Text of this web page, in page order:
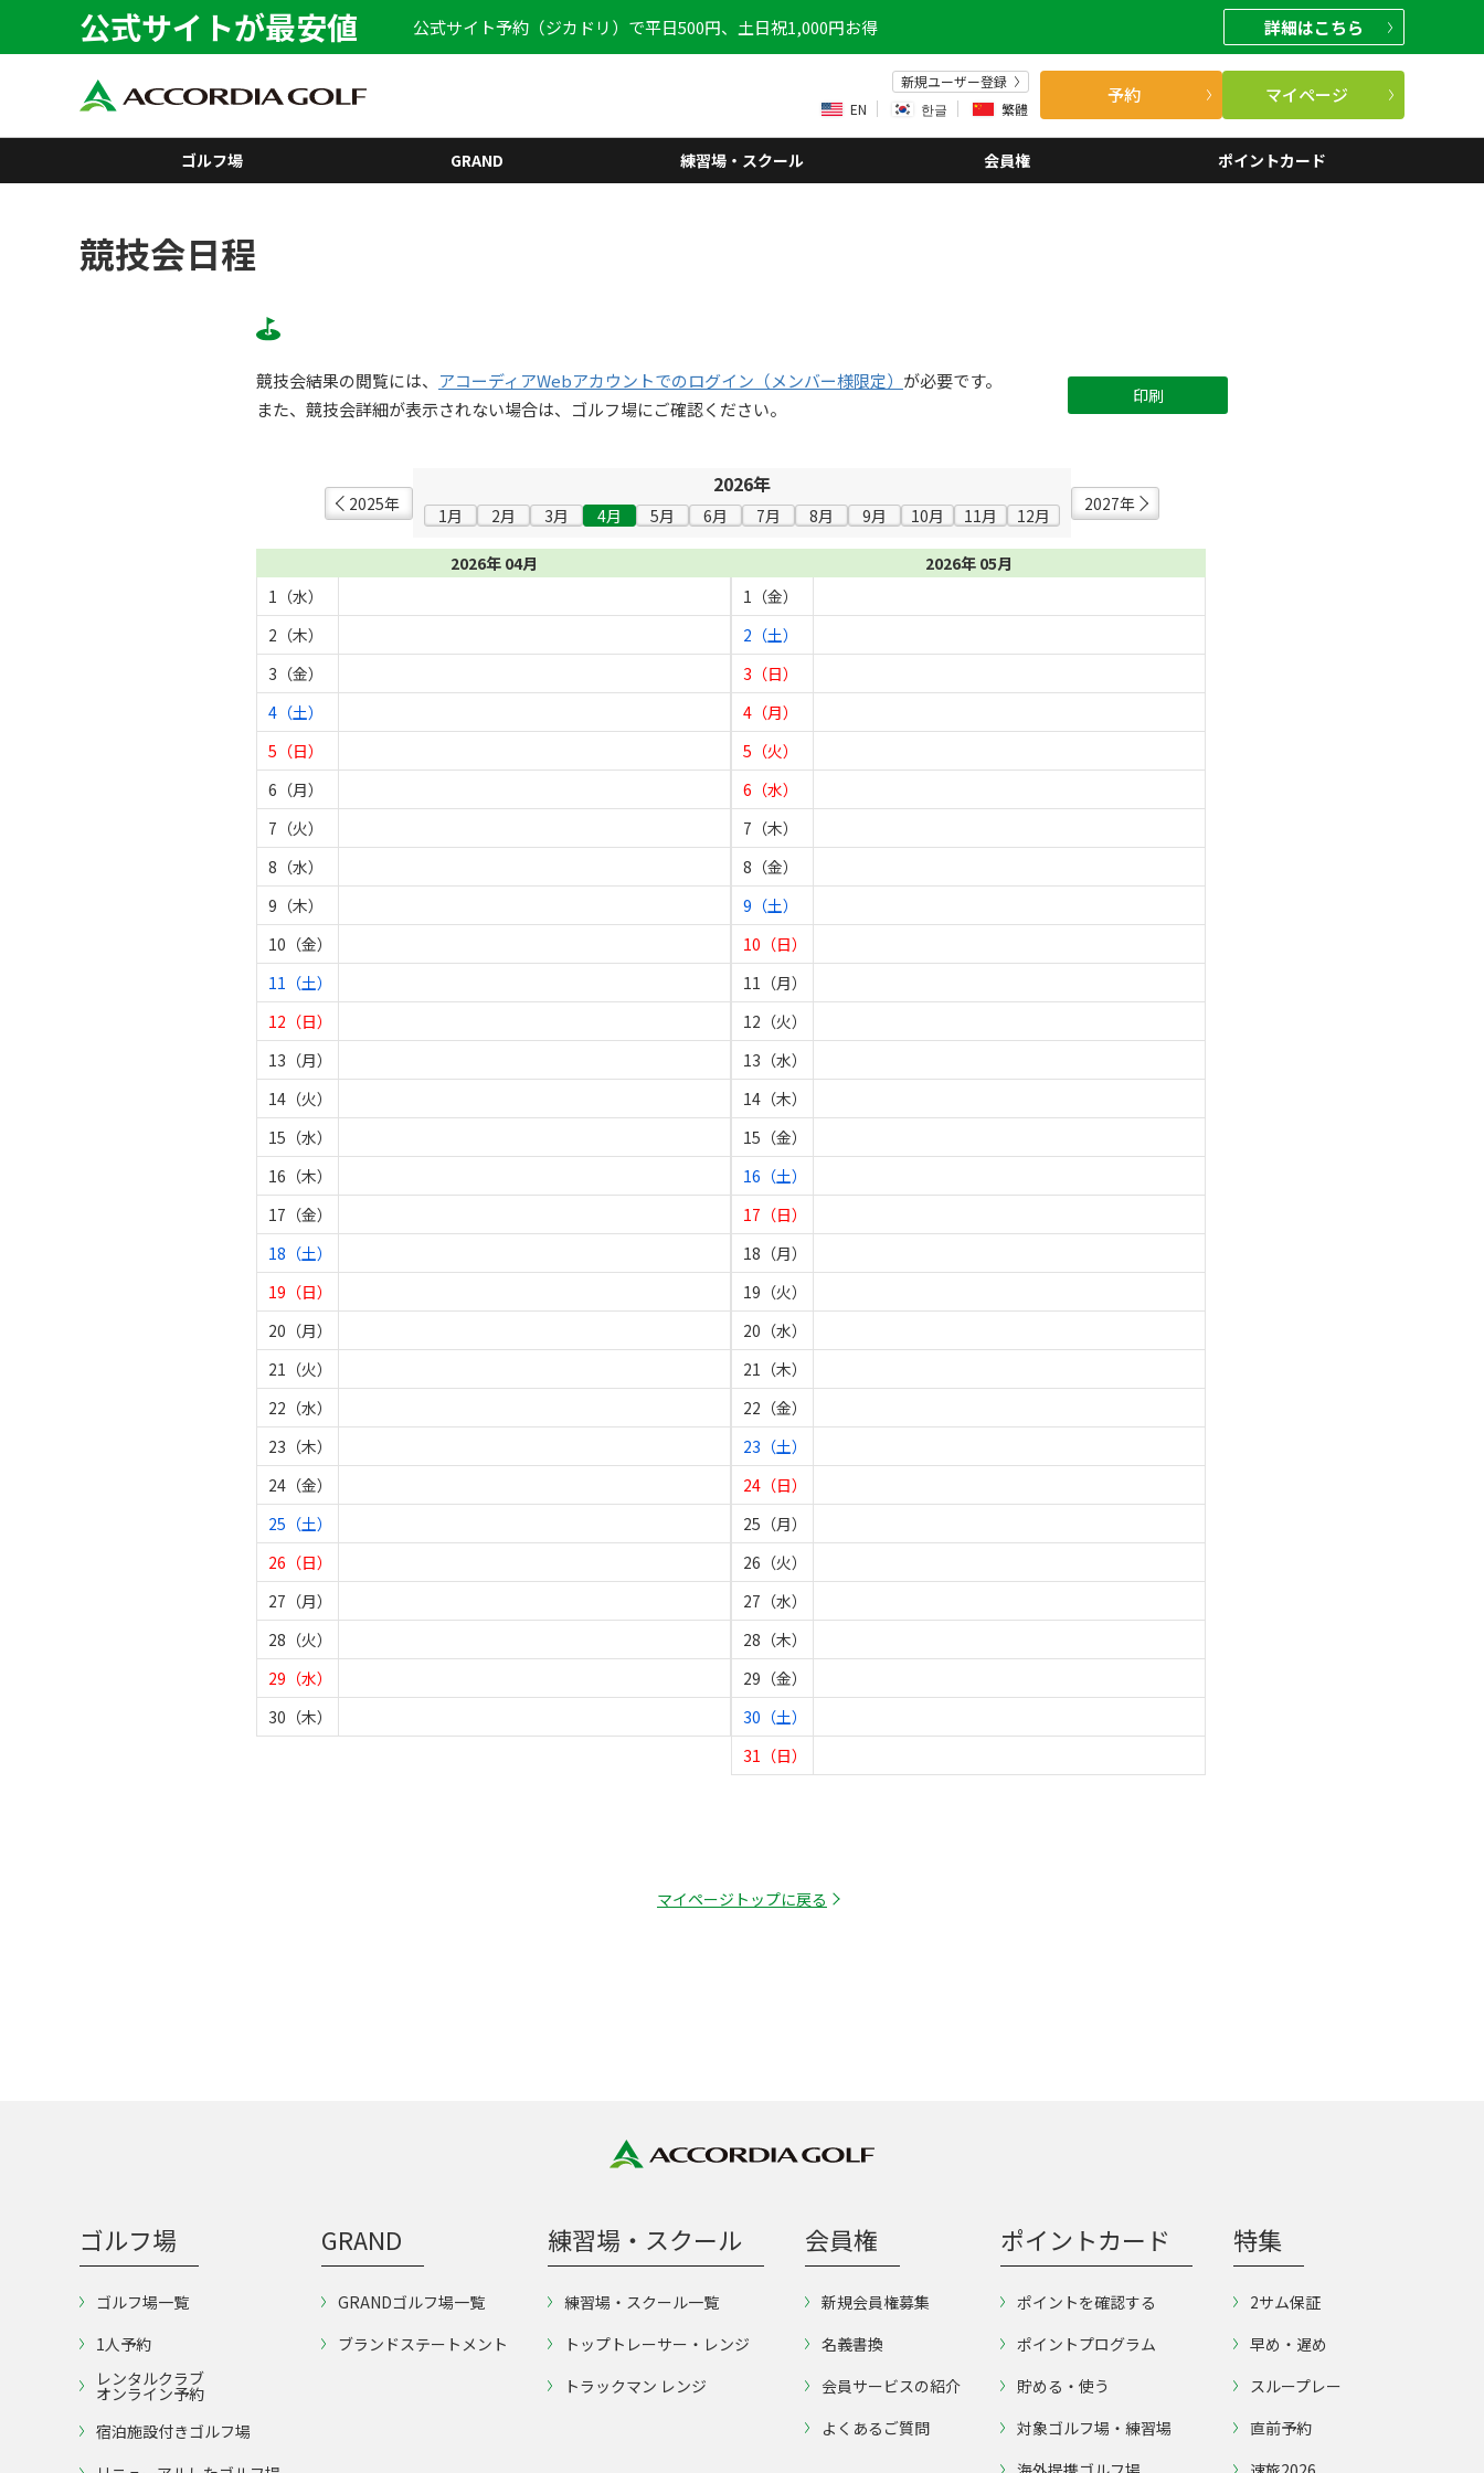
公式サイトが最安値 公式サイト予約（ジカドリ）で平日500円、土日祝1,000円お得 詳細はこちら
新規ユーザー登録
EN
한글 繁體
予約 マイページ
ゴルフ場 GRAND 練習場・スクール 会員権 ポイントカード
競技会日程
競技会結果の閲覧には、 アコーディアWebアカウントでのログイン（メンバー様限定） が必要です。
また、競技会詳細が表示されない場合は、ゴルフ場にご確認ください。
印刷
2025年
2026年
1月 2月 3月 4月 5月 6月 7月 8月 9月 10月 11月 12月
2027年
2026年 04月
1（水）
2（木）
3（金）
4（土）
5（日）
6（月）
7（火）
8（水）
9（木）
10（金）
11（土）
12（日）
13（月）
14（火）
15（水）
16（木）
17（金）
18（土）
19（日）
20（月）
21（火）
22（水）
23（木）
24（金）
25（土）
26（日）
27（月）
28（火）
29（水）
30（木）
2026年 05月
1（金）
2（土）
3（日）
4（月）
5（火）
6（水）
7（木）
8（金）
9（土）
10（日）
11（月）
12（火）
13（水）
14（木）
15（金）
16（土）
17（日）
18（月）
19（火）
20（水）
21（木）
22（金）
23（土）
24（日）
25（月）
26（火）
27（水）
28（木）
29（金）
30（土）
31（日）
マイページトップに戻る
ゴルフ場
ゴルフ場一覧
1人予約
レンタルクラブ
オンライン予約
宿泊施設付きゴルフ場
GRAND
GRANDゴルフ場一覧
ブランドステートメント
練習場・スクール
練習場・スクール一覧
トップトレーサー・レンジ
トラックマン レンジ
会員権
新規会員権募集
名義書換
会員サービスの紹介
よくあるご質問
ポイントカード
ポイントを確認する
ポイントプログラム
貯める・使う
対象ゴルフ場・練習場
特集
2サム保証
早め・遅め
スループレー
直前予約